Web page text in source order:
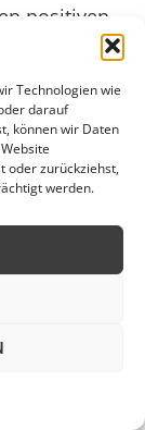
Technologien wie
darauf
können wir Daten
oder zurückziehst,
werden.
positiven
auf
können